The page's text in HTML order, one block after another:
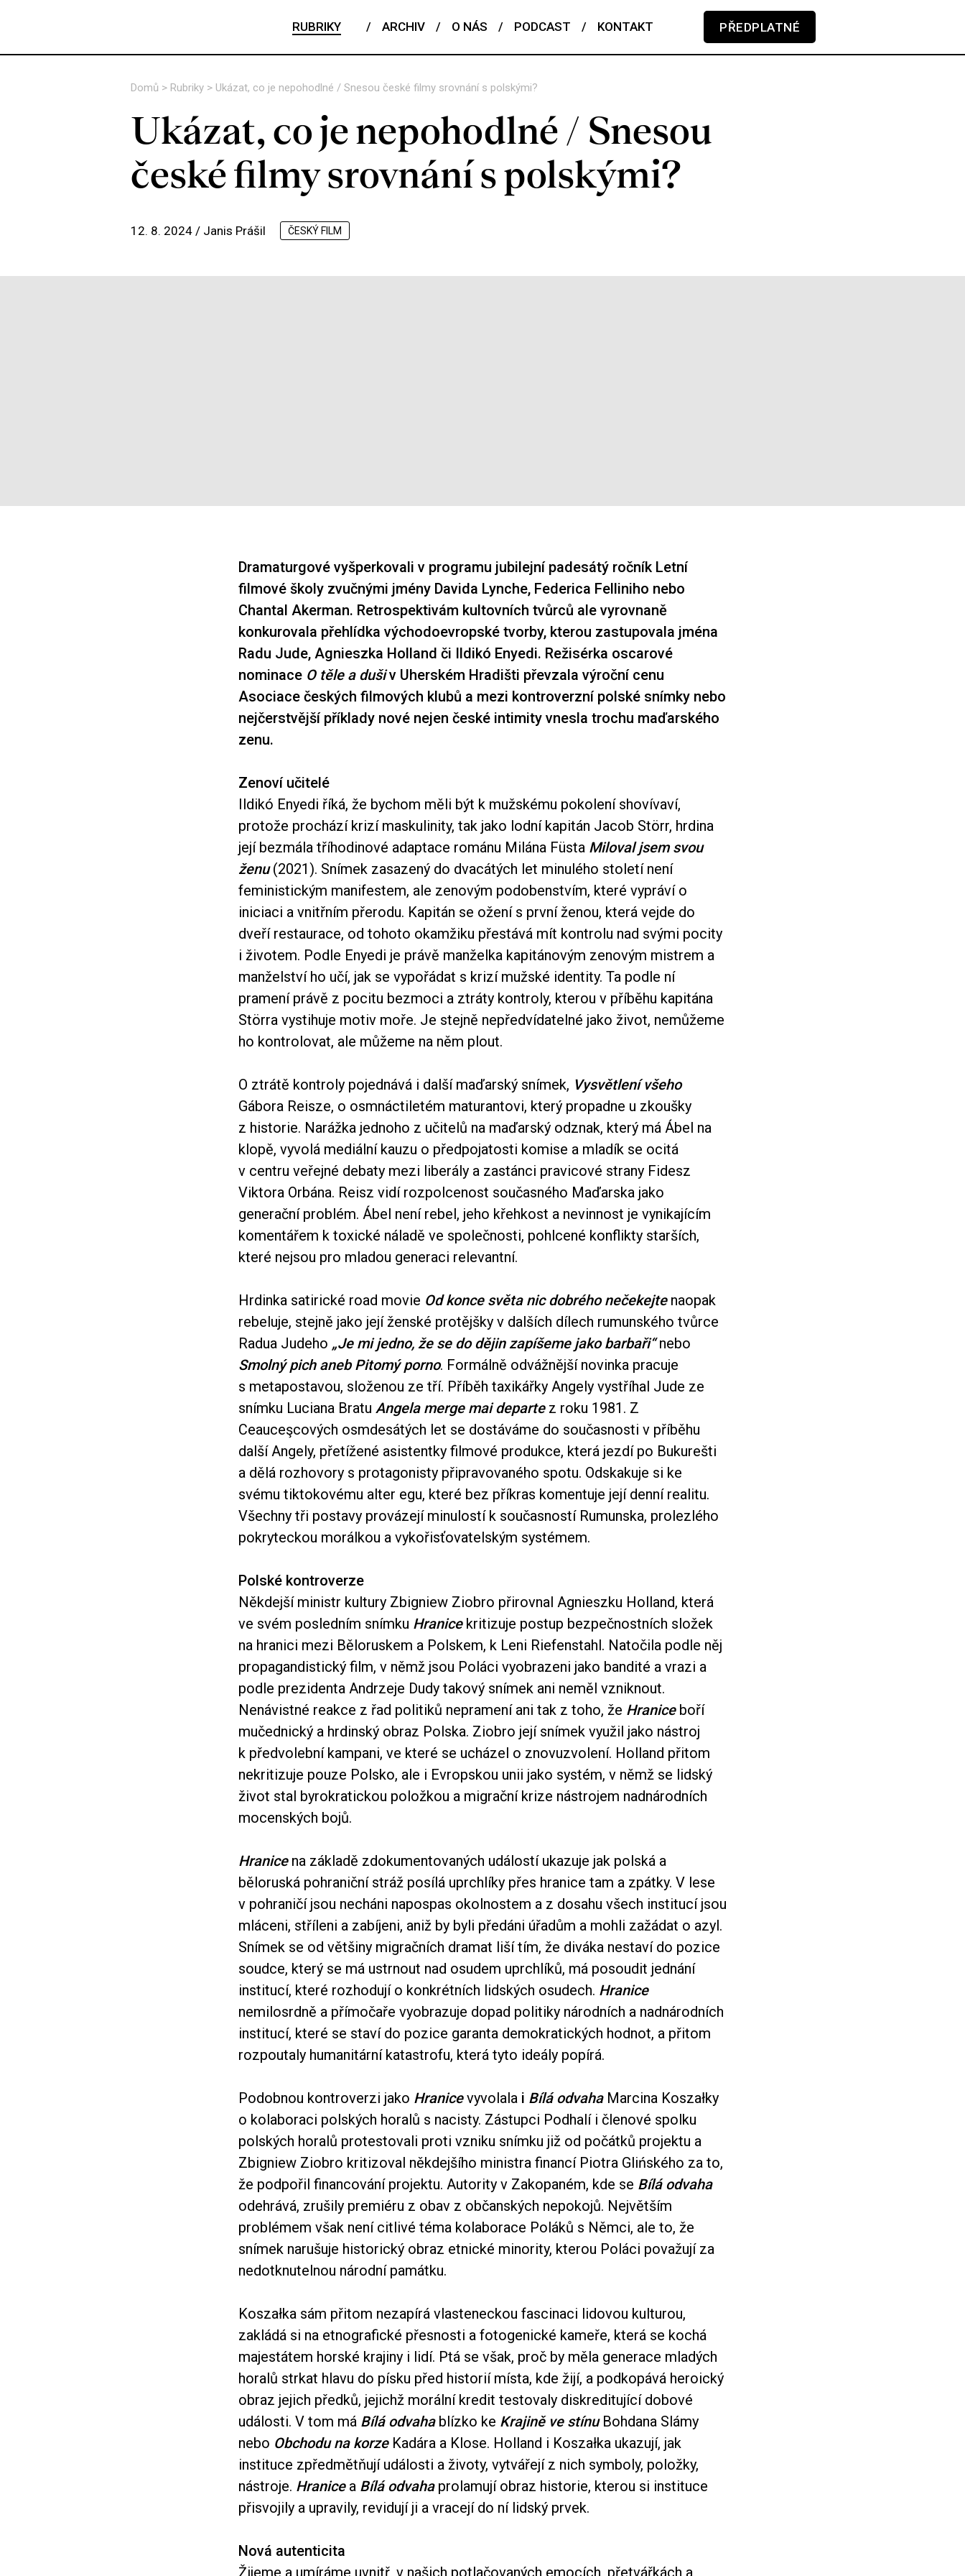
RUBRIKY / ARCHIV / O NÁS / PODCAST / KONTAKT PŘEDPLATNÉ
Domů > Rubriky > Ukázat, co je nepohodlné / Snesou české filmy srovnání s polskými?
Ukázat, co je nepohodlné / Snesou
české filmy srovnání s polskými?
12. 8. 2024 / Janis Prášil ČESKÝ FILM
Dramaturgové vyšperkovali v programu jubilejní padesátý ročník Letní
filmové školy zvučnými jmény Davida Lynche, Federica Felliniho nebo
Chantal Akerman. Retrospektivám kultovních tvůrců ale vyrovnaně
konkurovala přehlídka východoevropské tvorby, kterou zastupovala jména
Radu Jude, Agnieszka Holland či Ildikó Enyedi. Režisérka oscarové
nominace O těle a dušiv Uherském Hradišti převzala výroční cenu
Asociace českých filmových klubů a mezi kontroverzní polské snímky nebo
nejčerstvější příklady nové nejen české intimity vnesla trochu maďarského
zenu.
Zenoví učitelé
Ildikó Enyedi říká, že bychom měli být k mužskému pokolení shovívaví,
protože prochází krizí maskulinity, tak jako lodní kapitán Jacob Störr, hrdina
její bezmála tříhodinové adaptace románu Milána Füsta Miloval jsem svou
ženu(2021). Snímek zasazený do dvacátých let minulého století není
feministickým manifestem, ale zenovým podobenstvím, které vypráví o
iniciaci a vnitřním přerodu. Kapitán se ožení s první ženou, která vejde do
dveří restaurace, od tohoto okamžiku přestává mít kontrolu nad svými pocity
i životem. Podle Enyedi je právě manželka kapitánovým zenovým mistrem a
manželství ho učí, jak se vypořádat s krizí mužské identity. Ta podle ní
pramení právě z pocitu bezmoci a ztráty kontroly, kterou v příběhu kapitána
Störra vystihuje motiv moře. Je stejně nepředvídatelné jako život, nemůžeme
ho kontrolovat, ale můžeme na něm plout.
O ztrátě kontroly pojednává i další maďarský snímek, Vysvětlení všeho
Gábora Reisze, o osmnáctiletém maturantovi, který propadne u zkoušky
z historie. Narážka jednoho z učitelů na maďarský odznak, který má Ábel na
klopě, vyvolá mediální kauzu o předpojatosti komise a mladík se ocitá
v centru veřejné debaty mezi liberály a zastánci pravicové strany Fidesz
Viktora Orbána. Reisz vidí rozpolcenost současného Maďarska jako
generační problém. Ábel není rebel, jeho křehkost a nevinnost je vynikajícím
komentářem k toxické náladě ve společnosti, pohlcené konflikty starších,
které nejsou pro mladou generaci relevantní.
Hrdinka satirické road movie Od konce světa nic dobrého nečekejtenaopak
rebeluje, stejně jako její ženské protějšky v dalších dílech rumunského tvůrce
Radua Judeho „Je mi jedno, že se do dějin zapíšeme jako barbaři“nebo
Smolný pich aneb Pitomý porno. Formálně odvážnější novinka pracuje
s metapostavou, složenou ze tří. Příběh taxikářky Angely vystříhal Jude ze
snímku Luciana Bratu Angela merge mai departez roku 1981. Z
Ceauceşcových osmdesátých let se dostáváme do současnosti v příběhu
další Angely, přetížené asistentky filmové produkce, která jezdí po Bukurešti
a dělá rozhovory s protagonisty připravovaného spotu. Odskakuje si ke
svému tiktokovému alter egu, které bez příkras komentuje její denní realitu.
Všechny tři postavy provázejí minulostí k současností Rumunska, prolezlého
pokryteckou morálkou a vykořisťovatelským systémem.
Polské kontroverze
Někdejší ministr kultury Zbigniew Ziobro přirovnal Agnieszku Holland, která
ve svém posledním snímku Hranicekritizuje postup bezpečnostních složek
na hranici mezi Běloruskem a Polskem, k Leni Riefenstahl. Natočila podle něj
propagandistický film, v němž jsou Poláci vyobrazeni jako bandité a vrazi a
podle prezidenta Andrzeje Dudy takový snímek ani neměl vzniknout.
Nenávistné reakce z řad politiků nepramení ani tak z toho, že Hraniceboří
mučednický a hrdinský obraz Polska. Ziobro její snímek využil jako nástroj
k předvolební kampani, ve které se ucházel o znovuzvolení. Holland přitom
nekritizuje pouze Polsko, ale i Evropskou unii jako systém, v němž se lidský
život stal byrokratickou položkou a migrační krize nástrojem nadnárodních
mocenských bojů.
Hranicena základě zdokumentovaných událostí ukazuje jak polská a
běloruská pohraniční stráž posílá uprchlíky přes hranice tam a zpátky. V lese
v pohraničí jsou necháni napospas okolnostem a z dosahu všech institucí jsou
mláceni, stříleni a zabíjeni, aniž by byli předáni úřadům a mohli zažádat o azyl.
Snímek se od většiny migračních dramat liší tím, že diváka nestaví do pozice
soudce, který se má ustrnout nad osudem uprchlíků, má posoudit jednání
institucí, které rozhodují o konkrétních lidských osudech. Hranice
nemilosrdně a přímočaře vyobrazuje dopad politiky národních a nadnárodních
institucí, které se staví do pozice garanta demokratických hodnot, a přitom
rozpoutaly humanitární katastrofu, která tyto ideály popírá.
Podobnou kontroverzi jako Hranicevyvolala i Bílá odvaha Marcina Koszałky
o kolaboraci polských horalů s nacisty. Zástupci Podhalí i členové spolku
polských horalů protestovali proti vzniku snímku již od počátků projektu a
Zbigniew Ziobro kritizoval někdejšího ministra financí Piotra Glińského za to,
že podpořil financování projektu. Autority v Zakopaném, kde se Bílá odvaha
odehrává, zrušily premiéru z obav z občanských nepokojů. Největším
problémem však není citlivé téma kolaborace Poláků s Němci, ale to, že
snímek narušuje historický obraz etnické minority, kterou Poláci považují za
nedotknutelnou národní památku.
Koszałka sám přitom nezapírá vlasteneckou fascinaci lidovou kulturou,
zakládá si na etnografické přesnosti a fotogenické kameře, která se kochá
majestátem horské krajiny i lidí. Ptá se však, proč by měla generace mladých
horalů strkat hlavu do písku před historií místa, kde žijí, a podkopává heroický
obraz jejich předků, jejichž morální kredit testovaly diskreditující dobové
události. V tom má Bílá odvahablízko ke Krajině ve stínu Bohdana Slámy
nebo Obchodu na korzeKadára a Klose. Holland i Koszałka ukazují, jak
instituce zpředmětňují události a životy, vytvářejí z nich symboly, položky,
nástroje. Hranicea Bílá odvahaprolamují obraz historie, kterou si instituce
přisvojily a upravily, revidují ji a vracejí do ní lidský prvek.
Nová autenticita
Žijeme a umíráme uvnitř, v našich potlačovaných emocích, přetvářkách a